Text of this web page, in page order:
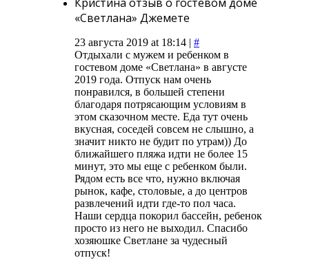
«Светлана» Джемете
23 августа 2019 at 18:14 | #
Отдыхали с мужем и ребенком в
гостевом доме «Светлана» в августе
2019 года. Отпуск нам очень
понравился, в большей степени
благодаря потрясающим условиям в
этом сказочном месте. Еда тут очень
вкусная, соседей совсем не слышно, а
значит никто не будит по утрам)) До
ближайшего пляжа идти не более 15
минут, это мы еще с ребенком были.
Рядом есть все что, нужно включая
рынок, кафе, столовые, а до центров
развлечений идти где-то пол часа.
Наши сердца покорил бассейн, ребенок
просто из него не выходил. Спасибо
хозяюшке Светлане за чудесный
отпуск!